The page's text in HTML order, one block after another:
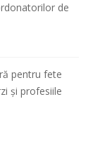
de
pentru fete
și profesiile